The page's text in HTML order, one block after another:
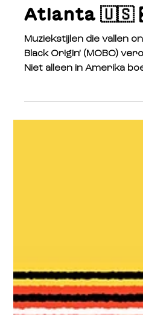
muziek
Atlanta 🇺🇸
Muziekstijlen die vallen
Black Origin’ (MOBO)